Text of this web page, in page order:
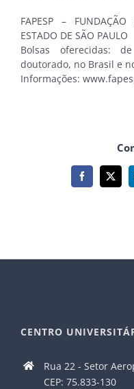
FAPESP –
ESTADO DE SÃO PAULO
Bolsas oferecidas:
doutorado, no Brasil e
Informações:
Facebook
X
CENTRO
Rua 22 - Setor
CEP: 75.833-130